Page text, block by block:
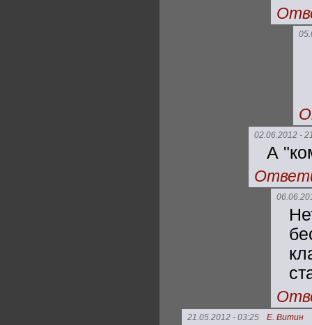
02.06.2012 -
А
21.05.2012 - 03:25 Е. Витин